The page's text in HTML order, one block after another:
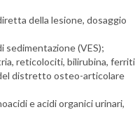
della lesione, dosaggio
(VES);
reticolociti, bilirubina,
distretto osteo-articolare
e acidi organici urinari,